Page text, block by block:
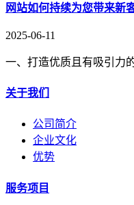
网站如何持续为您带来新
2025-06-11
一、打造优质且有吸引力
关于我们
公司简介
企业文化
优势
服务项目